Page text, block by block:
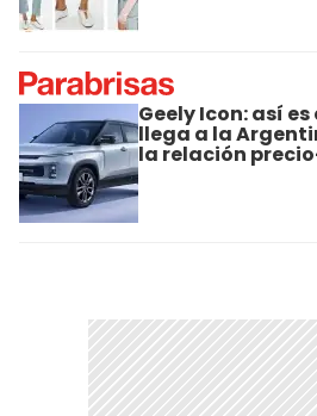
Geely Icon: así es
llega a la
la relación